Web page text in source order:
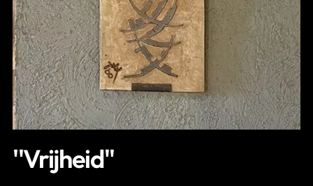
Nieuws & agenda
Contact
''Vrijheid''